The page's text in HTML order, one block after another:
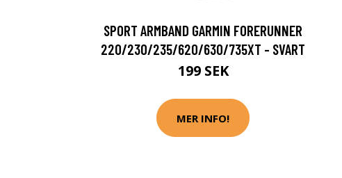
SPORT ARMBAND GARMIN FORERUNNER
220/230/235/620/630/735XT - SVART
199 SEK
MER INFO!